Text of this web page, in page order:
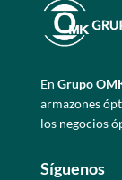
En Grupo
armazones
los negocios
Síguenos